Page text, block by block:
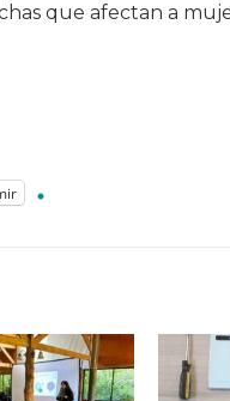
que afectan a